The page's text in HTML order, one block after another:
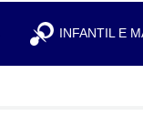
INFANTIL E